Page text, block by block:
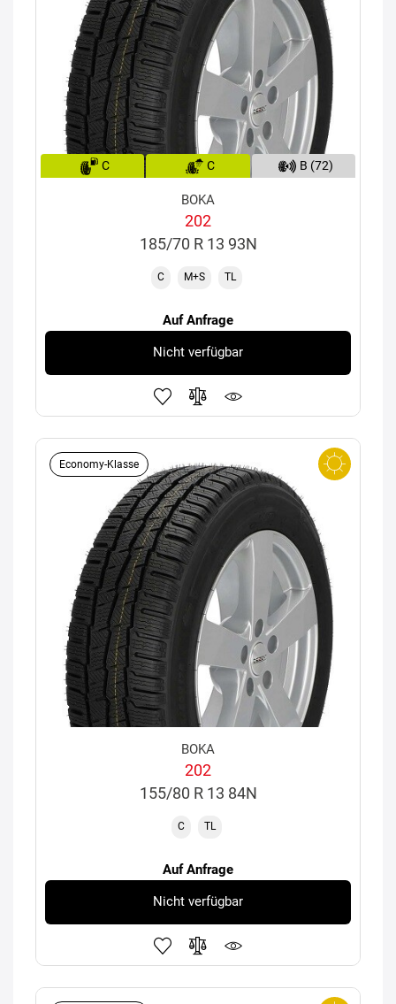
C C B (72)
BOKA
202
185/70 R 13 93N
C M+S TL
Auf Anfrage
Nicht verfügbar
Economy-Klasse
BOKA
202
155/80 R 13 84N
C TL
Auf Anfrage
Nicht verfügbar